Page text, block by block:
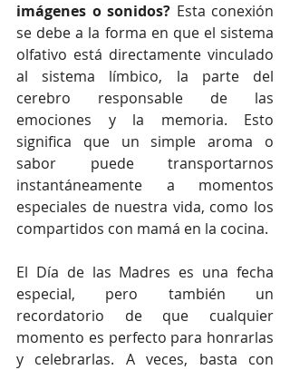
imágenes o sonidos? Esta conexión
se debe a la forma en que el sistema
olfativo está directamente vinculado
al sistema límbico, la parte del
cerebro responsable de las
emociones y la memoria. Esto
significa que un simple aroma o
sabor puede transportarnos
instantáneamente a momentos
especiales de nuestra vida, como los
compartidos con mamá en la cocina.
El Día de las Madres es una fecha
especial, pero también un
recordatorio de que cualquier
momento es perfecto para honrarlas
y celebrarlas. A veces, basta con